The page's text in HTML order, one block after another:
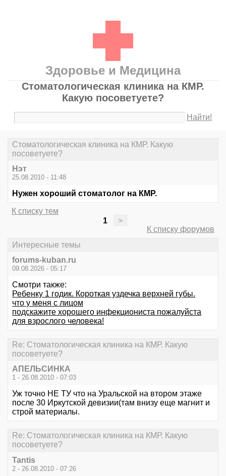
Здоровье и Медицина
Стоматологическая клиника на КМР.
Какую посоветуете?
Найти!
Стоматологическая клиника на КМР. Какую
посоветуете?
Нэт
25.08.2010 - 11:48
Нужен хороший стоматолог на КМР.
К списку тем
1
>
К списку форумов
Интересные темы
forums-kuban.ru
09.08.2026 - 05:17
Смотри также:
Ребенку 1 годик. Короткая уздечка верхней губы.
что у меня с лицом
подскажите хорошего инфекциониста пожалуйста
для взрослого человека!
Re: Стоматологическая клиника на КМР. Какую
посоветуете?
АПЕЛЬСИНКА
1 - 26.08.2010 - 07:03
Уж точно НЕ ТУ что на Уральской на втором этаже
после 30 Иркутской девизии(там внизу еще магнит и
строй материалы.
Re: Стоматологическая клиника на КМР. Какую
посоветуете?
Tantis
2 - 26.08.2010 - 07:26